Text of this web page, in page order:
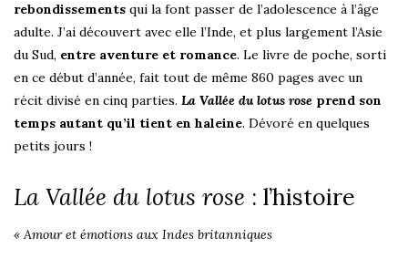
rebondissements qui la font passer de l’adolescence à l’âge
adulte. J’ai découvert avec elle l’Inde, et plus largement l’Asie
du Sud, entre aventure et romance. Le livre de poche, sorti
en ce début d’année, fait tout de même 860 pages avec un
récit divisé en cinq parties. La Vallée du lotus rose prend son
temps autant qu’il tient en haleine. Dévoré en quelques
petits jours !
La Vallée du lotus rose : l’histoire
« Amour et émotions aux Indes britanniques